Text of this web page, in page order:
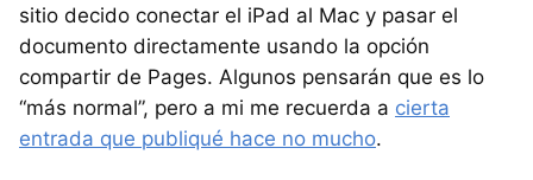
sitio decido conectar el iPad al Mac y pasar el
documento directamente usando la opción
compartir de Pages. Algunos pensarán que es lo
“más normal”, pero a mi me recuerda a cierta
entrada que publiqué hace no mucho.